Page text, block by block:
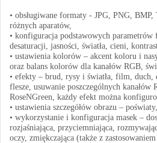
• obsługiwane formaty - JPG, PNG,
różnych aparatów,
• konfiguracja podstawowych
desaturacji, jasności, światła, cieni,
• ustawienia kolorów – akcent koloru i
oraz balans kolorów dla kanałów RGB,
• efekty – brud, rysy i światła, film, duch,
flesze, usuwanie poszczególnych
RoseNGreen, każdy efekt można
• ustawienia szczegółów obrazu –
• wykorzystanie i konfiguracja masek –
rozjaśniająca, przyciemniająca,
oczy, zmiękczająca (także z